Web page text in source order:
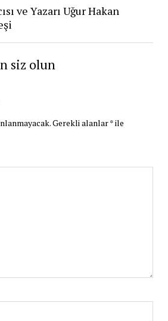
ve Yazarı Uğur Hakan
siz olun
Gerekli alanlar*ile